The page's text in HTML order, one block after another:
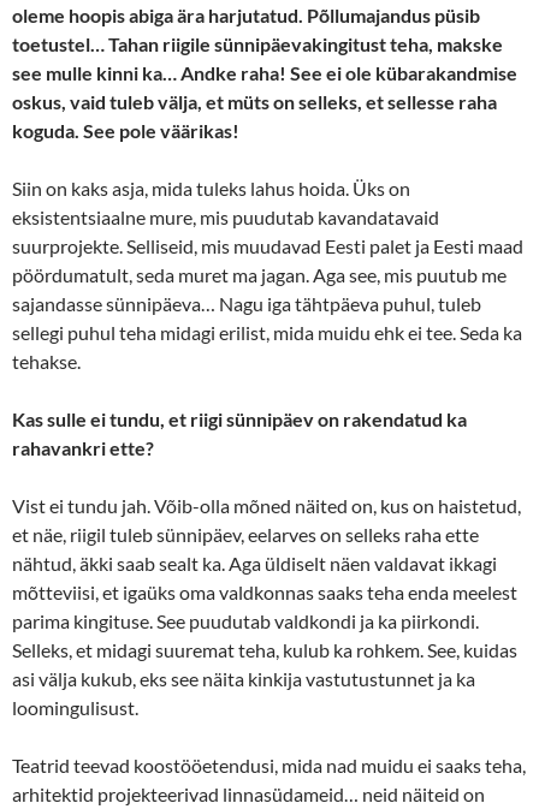
oleme hoopis abiga ära harjutatud. Põllumajandus püsib
toetustel… Tahan riigile sünnipäevakingitust teha, makske
see mulle kinni ka… Andke raha! See ei ole kübarakandmise
oskus, vaid tuleb välja, et müts on selleks, et sellesse raha
koguda. See pole väärikas!
Siin on kaks asja, mida tuleks lahus hoida. Üks on
eksistentsiaalne mure, mis puudutab kavandatavaid
suurprojekte. Selliseid, mis muudavad Eesti palet ja Eesti maad
pöördumatult, seda muret ma jagan. Aga see, mis puutub me
sajandasse sünnipäeva… Nagu iga tähtpäeva puhul, tuleb
sellegi puhul teha midagi erilist, mida muidu ehk ei tee. Seda ka
tehakse.
Kas sulle ei tundu, et riigi sünnipäev on rakendatud ka
rahavankri ette?
Vist ei tundu jah. Võib-olla mõned näited on, kus on haistetud,
et näe, riigil tuleb sünnipäev, eelarves on selleks raha ette
nähtud, äkki saab sealt ka. Aga üldiselt näen valdavat ikkagi
mõtteviisi, et igaüks oma valdkonnas saaks teha enda meelest
parima kingituse. See puudutab valdkondi ja ka piirkondi.
Selleks, et midagi suuremat teha, kulub ka rohkem. See, kuidas
asi välja kukub, eks see näita kinkija vastutustunnet ja ka
loomingulisust.
Teatrid teevad koostööetendusi, mida nad muidu ei saaks teha,
arhitektid projekteerivad linnasüdameid… neid näiteid on